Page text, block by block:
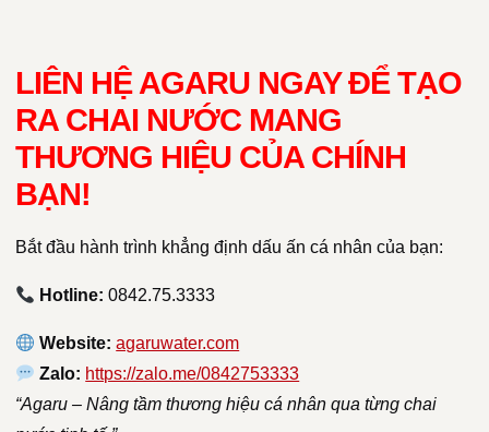
LIÊN HỆ AGARU NGAY ĐỂ TẠO
RA CHAI NƯỚC MANG
THƯƠNG HIỆU CỦA CHÍNH
BẠN!
Bắt đầu hành trình khẳng định dấu ấn cá nhân của bạn:
Hotline: 0842.75.3333
Website: agaruwater.com
Zalo: https://zalo.me/0842753333
“Agaru – Nâng tầm thương hiệu cá nhân qua từng chai